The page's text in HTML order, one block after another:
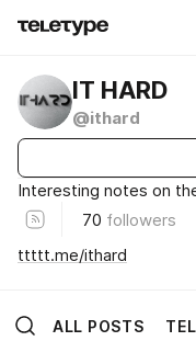
IT HARD
@ithard
Interesting notes on
70 followers
ttttt.me/ithard
ALL POSTS